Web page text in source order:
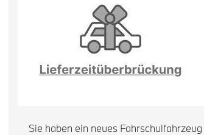
Sie haben ein neues Fahrschulfahrzeug